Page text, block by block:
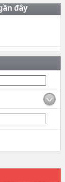
đây